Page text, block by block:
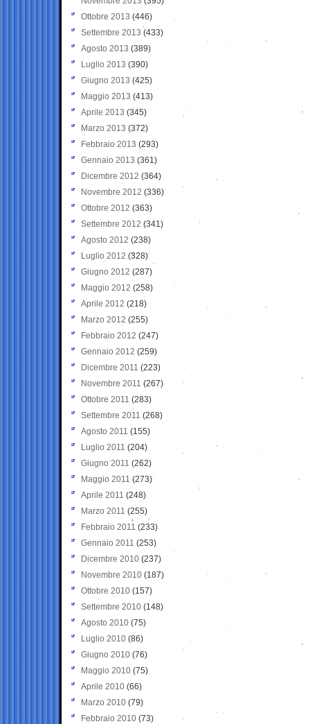
Ottobre 2013 (446)
Settembre 2013 (433)
Agosto 2013 (389)
Luglio 2013 (390)
Giugno 2013 (425)
Maggio 2013 (413)
Aprile 2013 (345)
Marzo 2013 (372)
Febbraio 2013 (293)
Gennaio 2013 (361)
Dicembre 2012 (364)
Novembre 2012 (336)
Ottobre 2012 (363)
Settembre 2012 (341)
Agosto 2012 (238)
Luglio 2012 (328)
Giugno 2012 (287)
Maggio 2012 (258)
Aprile 2012 (218)
Marzo 2012 (255)
Febbraio 2012 (247)
Gennaio 2012 (259)
Dicembre 2011 (223)
Novembre 2011 (267)
Ottobre 2011 (283)
Settembre 2011 (268)
Agosto 2011 (155)
Luglio 2011 (204)
Giugno 2011 (262)
Maggio 2011 (273)
Aprile 2011 (248)
Marzo 2011 (255)
Febbraio 2011 (233)
Gennaio 2011 (253)
Dicembre 2010 (237)
Novembre 2010 (187)
Ottobre 2010 (157)
Settembre 2010 (148)
Agosto 2010 (75)
Luglio 2010 (86)
Giugno 2010 (76)
Maggio 2010 (75)
Aprile 2010 (66)
Marzo 2010 (79)
Febbraio 2010 (73)